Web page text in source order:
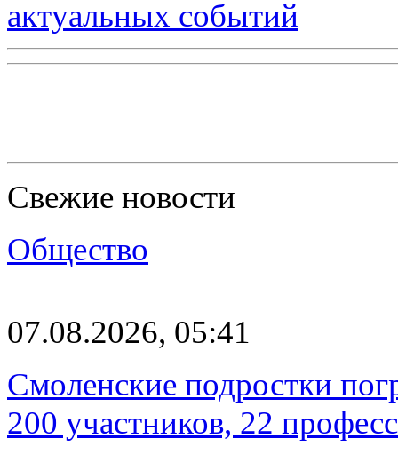
актуальных событий
Свежие новости
Общество
07.08.2026, 05:41
Смоленские подростки
200 участников, 22